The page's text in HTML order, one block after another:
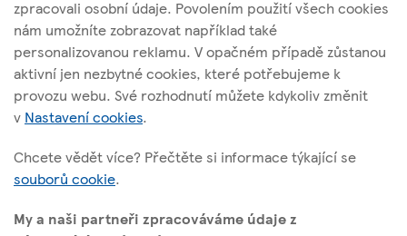
Tesco Stores ČR, a. s.
Vršovická 1527/68b; 100 00 Praha 10
O těchto stránkách
Užitečné odkazy
zpracovali osobní údaje. Povolením použití všech cookies
nám umožníte zobrazovat například také
personalizovanou reklamu. V opačném případě zůstanou
aktivní jen nezbytné cookies, které potřebujeme k
provozu webu. Své rozhodnutí můžete kdykoliv změnit
v Nastavení cookies.
Chcete vědět více? Přečtěte si informace týkající se
souborů cookie.
My a naši partneři zpracováváme údaje z